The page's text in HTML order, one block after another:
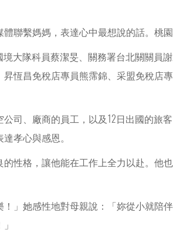
聯繫媽媽，表達心中最想說的話。桃
大隊科員蔡潔旻、關務署台北關關員
恆昌免稅店專員熊霈錦、采盟免稅店
司、廠商的員工，以及12日出國的旅
孝心與感恩。
性格，讓他能在工作上全力以赴。他
」她感性地對母親說：「妳從小就陪